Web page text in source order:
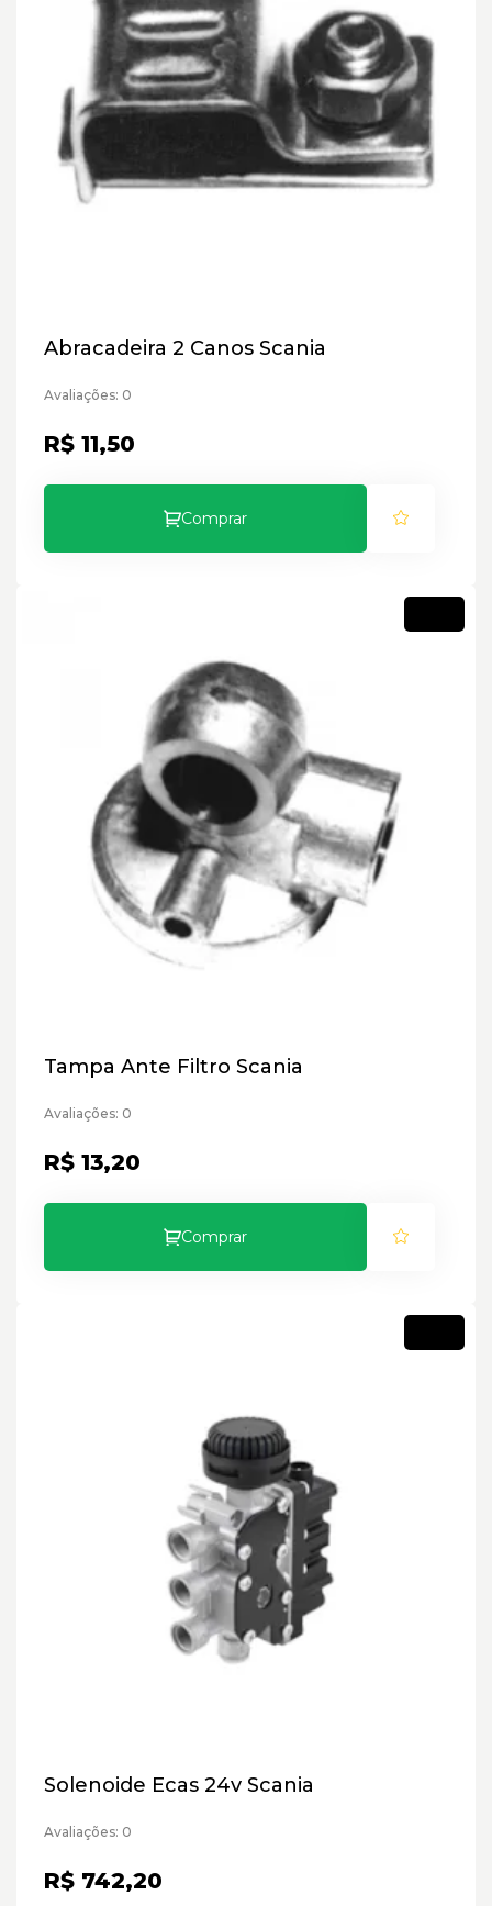
Abracadeira 2 Canos Scania
Avaliações: 0
R$ 11,50
Comprar
Tampa Ante Filtro Scania
Avaliações: 0
R$ 13,20
Comprar
Solenoide Ecas 24v Scania
Avaliações: 0
R$ 742,20